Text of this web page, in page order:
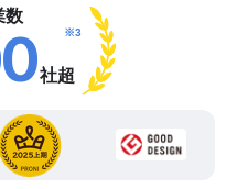
数
社超
※3